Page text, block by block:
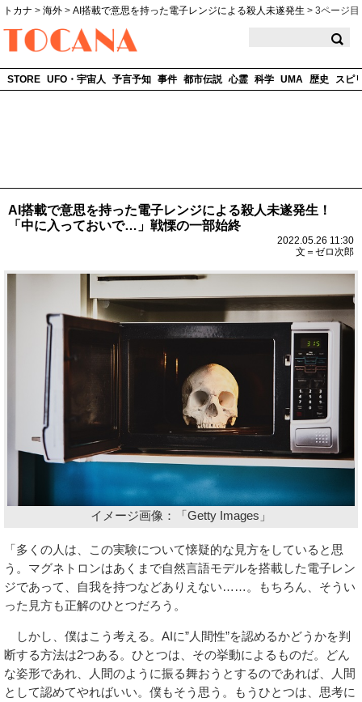
トカナ > 海外 > AI搭載で意思を持った電子レンジによる殺人未遂発生 > 3ページ目
STORE UFO・宇宙人 予言予知 事件 都市伝説 心霊 科学 UMA 歴史 スピ
AI搭載で意思を持った電子レンジによる殺人未遂発生！
「中に入っておいで…」戦慄の一部始終
2022.05.26 11:30
文＝ゼロ次郎
イメージ画像：「Getty Images」
「多くの人は、この実験について懐疑的な見方をしていると思
う。マグネトロンはあくまで自然言語モデルを搭載した電子レン
ジであって、自我を持つなどありえない……。もちろん、そうい
った見方も正解のひとつだろう。
しかし、僕はこう考える。AIに”人間性”を認めるかどうかを判
断する方法は2つある。ひとつは、その挙動によるものだ。どん
な姿形であれ、人間のように振る舞おうとするのであれば、人間
として認めてやればいい。僕もそう思う。もうひとつは、思考に